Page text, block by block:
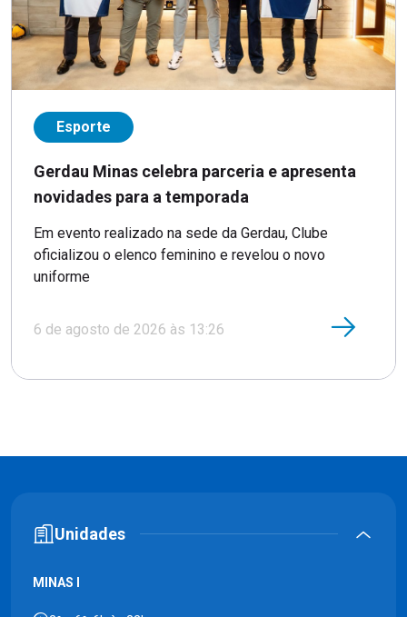
Esporte
Gerdau Minas celebra parceria e apresenta
novidades para a temporada
Em evento realizado na sede da Gerdau, Clube
oficializou o elenco feminino e revelou o novo
uniforme
6 de agosto de 2026 às 13:26
Unidades
MINAS I